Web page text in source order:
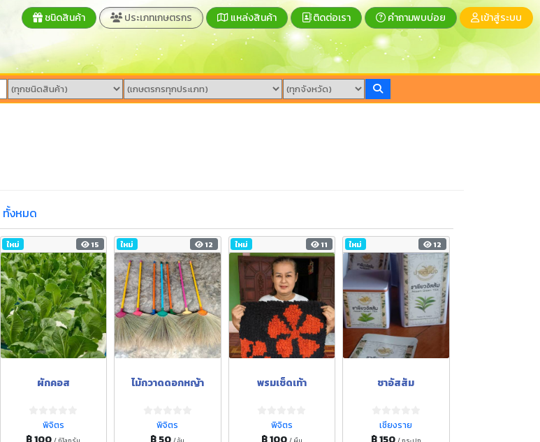
ชนิดสินค้า ประเภทเกษตรกร แหล่งสินค้า ติดต่อเรา คำถามพบบ่อย เข้าสู่ระบบ
ทั้งหมด
ใหม่ 15
ผักคอส
พิจิตร
ใหม่ 12
ไม้กวาดดอกหญ้า
พิจิตร
ใหม่ 11
พรมเช็ดเท้า
พิจิตร
ใหม่ 12
ชาอัสสัม
เชียงราย